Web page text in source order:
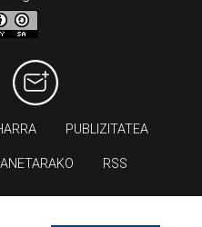
PUBLIZITATEA
RSS